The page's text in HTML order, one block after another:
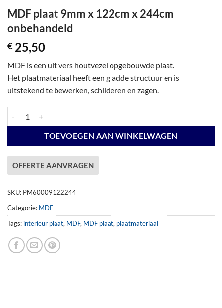
MDF plaat 9mm x 122cm x 244cm
onbehandeld
€ 25,50
MDF is een uit vers houtvezel opgebouwde plaat.
Het plaatmateriaal heeft een gladde structuur en is
uitstekend te bewerken, schilderen en zagen.
TOEVOEGEN AAN WINKELWAGEN
OFFERTE AANVRAGEN
SKU: PM60009122244
Categorie: MDF
Tags: interieur plaat, MDF, MDF plaat, plaatmateriaal